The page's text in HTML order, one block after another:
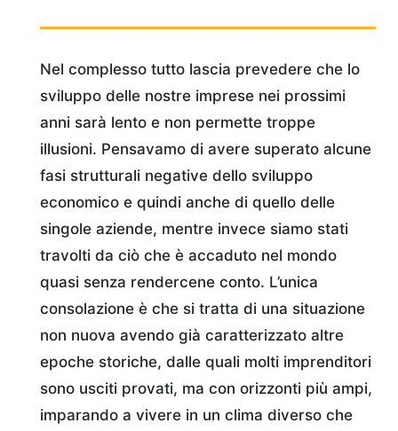
Nel complesso tutto lascia prevedere che lo
sviluppo delle nostre imprese nei prossimi
anni sarà lento e non permette troppe
illusioni. Pensavamo di avere superato alcune
fasi strutturali negative dello sviluppo
economico e quindi anche di quello delle
singole aziende, mentre invece siamo stati
travolti da ciò che è accaduto nel mondo
quasi senza rendercene conto. L’unica
consolazione è che si tratta di una situazione
non nuova avendo già caratterizzato altre
epoche storiche, dalle quali molti imprenditori
sono usciti provati, ma con orizzonti più ampi,
imparando a vivere in un clima diverso che